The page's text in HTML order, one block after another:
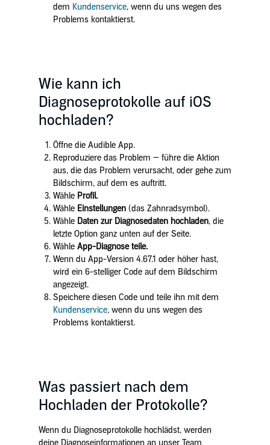
dem Kundenservice, wenn du uns wegen des
Problems kontaktierst.
Wie kann ich
Diagnoseprotokolle auf iOS
hochladen?
Öffne die Audible App.
Reproduziere das Problem — führe die Aktion
aus, die das Problem verursacht, oder gehe zum
Bildschirm, auf dem es auftritt.
Wähle Profil.
Wähle Einstellungen (das Zahnradsymbol).
Wähle Daten zur Diagnosedaten hochladen, die
letzte Option ganz unten auf der Seite.
Wähle App-Diagnose teile.
Wenn du App-Version 4.67.1 oder höher hast,
wird ein 6-stelliger Code auf dem Bildschirm
angezeigt.
Speichere diesen Code und teile ihn mit dem
Kundenservice, wenn du uns wegen des
Problems kontaktierst.
Was passiert nach dem
Hochladen der Protokolle?
Wenn du Diagnoseprotokolle hochlädst, werden
deine Diagnoseinformationen an unser Team